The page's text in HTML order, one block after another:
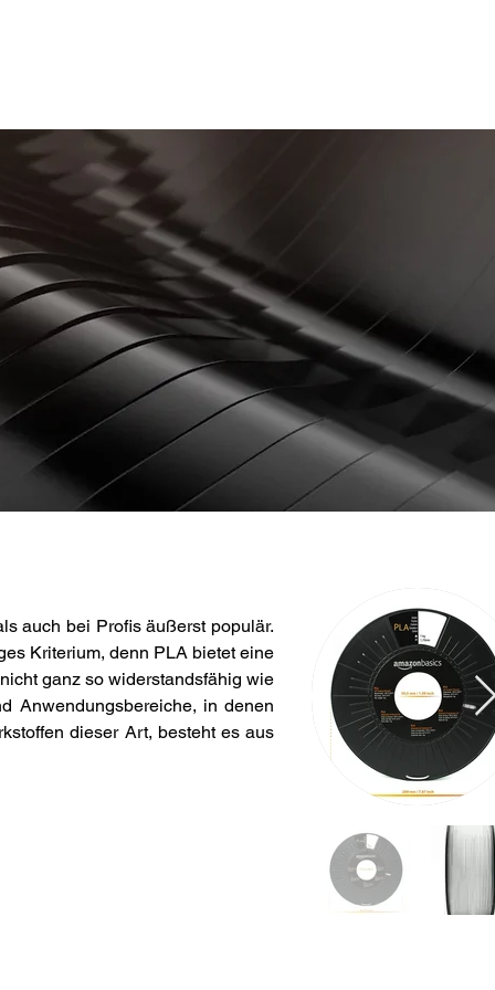
auch bei Profis äußerst populär.
Kriterium, denn PLA bietet eine
ganz so widerstandsfähig wie
Anwendungsbereiche, in denen
dieser Art, besteht es aus